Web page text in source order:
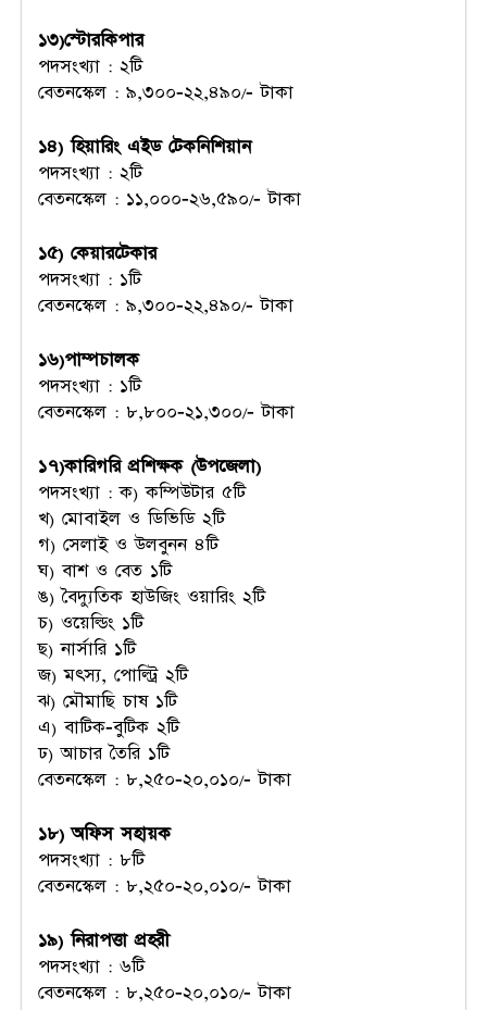
১৩)স্টোরকিপার
পদসংখ্যা : ২টি
বেতনস্কেল : ৯,৩০০-২২,৪৯০/- টাকা
১৪) হিয়ারিং এইড টেকনিশিয়ান
পদসংখ্যা : ২টি
বেতনস্কেল : ১১,০০০-২৬,৫৯০/- টাকা
১৫) কেয়ারটেকার
পদসংখ্যা : ১টি
বেতনস্কেল : ৯,৩০০-২২,৪৯০/- টাকা
১৬)পাম্পচালক
পদসংখ্যা : ১টি
বেতনস্কেল : ৮,৮০০-২১,৩০০/- টাকা
১৭)কারিগরি প্রশিক্ষক (উপজেলা)
পদসংখ্যা : ক) কম্পিউটার ৫টি
খ) মোবাইল ও ডিভিডি ২টি
গ) সেলাই ও উলবুনন ৪টি
ঘ) বাশ ও বেত ১টি
ঙ) বৈদ্যুতিক হাউজিং ওয়ারিং ২টি
চ) ওয়েল্ডিং ১টি
ছ) নার্সারি ১টি
জ) মৎস্য, পোল্ট্রি ২টি
ঝ) মৌমাছি চাষ ১টি
এ) বাটিক-বুটিক ২টি
ঢ) আচার তৈরি ১টি
বেতনস্কেল : ৮,২৫০-২০,০১০/- টাকা
১৮) অফিস সহায়ক
পদসংখ্যা : ৮টি
বেতনস্কেল : ৮,২৫০-২০,০১০/- টাকা
১৯) নিরাপত্তা প্রহরী
পদসংখ্যা : ৬টি
বেতনস্কেল : ৮,২৫০-২০,০১০/- টাকা